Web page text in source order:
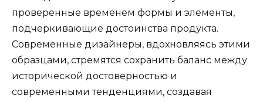
проверенные временем формы и элементы,
подчеркивающие достоинства продукта.
Современные дизайнеры, вдохновляясь этими
образцами, стремятся сохранить баланс между
исторической достоверностью и
современными тенденциями, создавая